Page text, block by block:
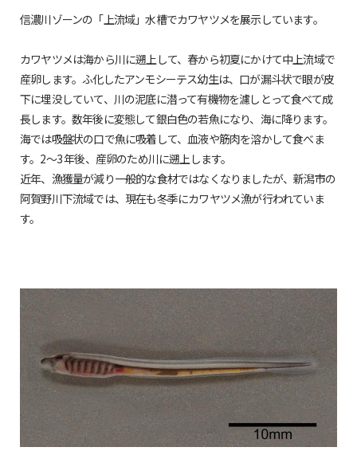
信濃川ゾーンの「上流域」水槽でカワヤツメを展示しています。
カワヤツメは海から川に遡上して、春から初夏にかけて中上流域で
産卵します。ふ化したアンモシーテス幼生は、口が漏斗状で眼が皮
下に埋没していて、川の泥底に潜って有機物を濾しとって食べて成
長します。数年後に変態して銀白色の若魚になり、海に降ります。
海では吸盤状の口で魚に吸着して、血液や筋肉を溶かして食べま
す。2～3 年後、産卵のため川に遡上します。
近年、漁獲量が減り一般的な食材ではなくなりましたが、新潟市の
阿賀野川下流域では、現在も冬季にカワヤツメ漁が行われていま
す。